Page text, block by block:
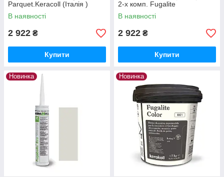
Parquet.Keracoll (Італія )
В наявності
2 922 ₴
Купити
2-х комп. Fugalite
Eco,Kerakoll (Італія ) 3 кг.
В наявності
2 922 ₴
Купити
Новинка Новинка